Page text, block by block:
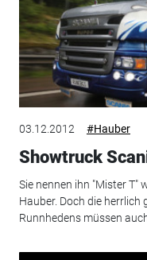
03.12.2012 #Hauber
Showtruck
Sie nennen ihn "Mister T"
Hauber. Doch die
Runnhedens müssen